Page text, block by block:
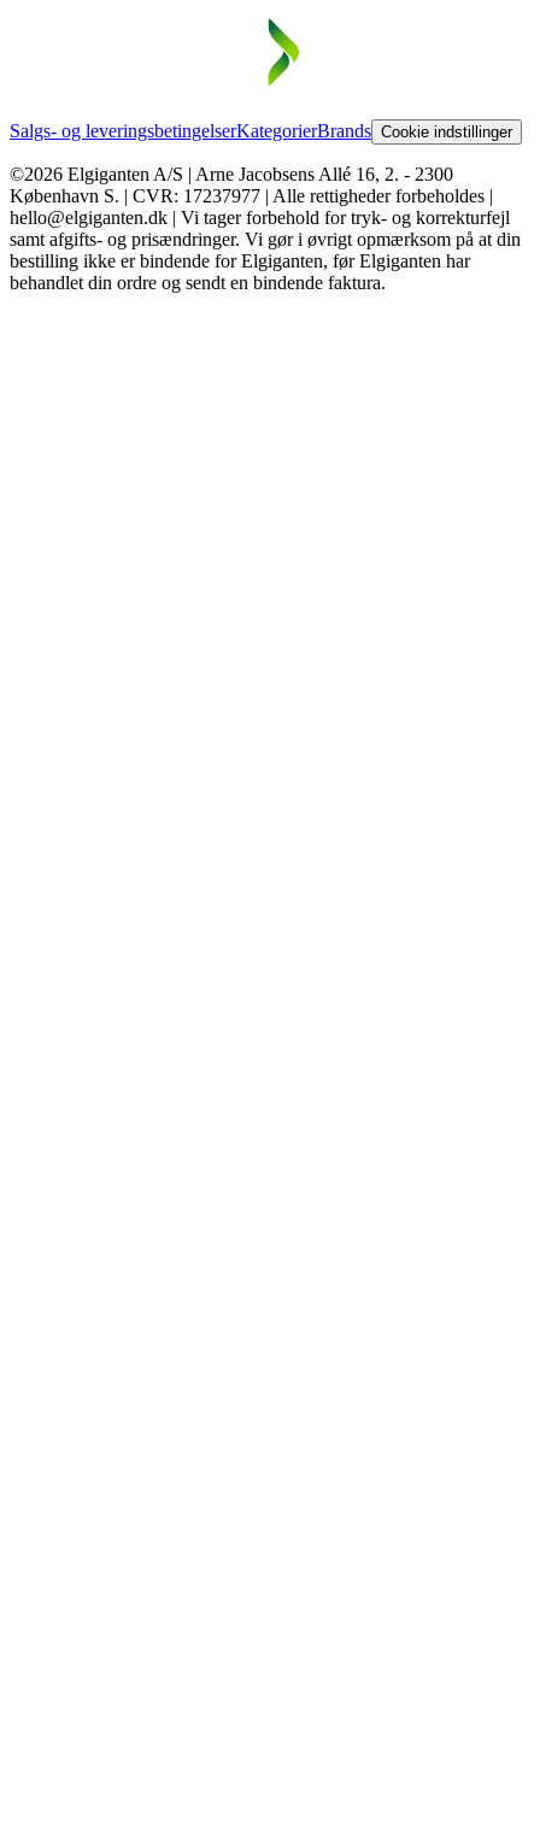
Salgs- og leveringsbetingelserKategorierBrands Cookie indstillinger
©2026 Elgiganten A/S | Arne Jacobsens Allé 16, 2. - 2300
København S. | CVR: 17237977 | Alle rettigheder forbeholdes |
hello@elgiganten.dk | Vi tager forbehold for tryk- og korrekturfejl
samt afgifts- og prisændringer. Vi gør i øvrigt opmærksom på at din
bestilling ikke er bindende for Elgiganten, før Elgiganten har
behandlet din ordre og sendt en bindende faktura.